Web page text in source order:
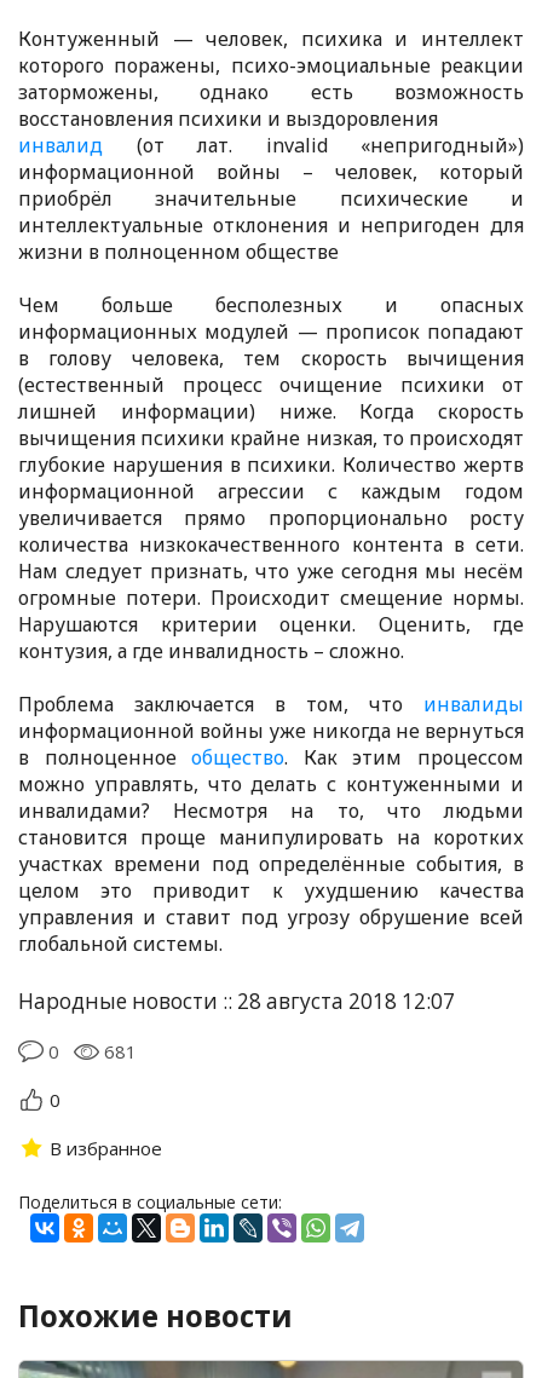
Контуженный — человек, психика и интеллект
которого поражены, психо-эмоциальные реакции
заторможены, однако есть возможность
восстановления психики и выздоровления
инвалид (от лат. invalid «непригодный»)
информационной войны – человек, который
приобрёл значительные психические и
интеллектуальные отклонения и непригоден для
жизни в полноценном обществе
Чем больше бесполезных и опасных
информационных модулей — прописок попадают
в голову человека, тем скорость вычищения
(естественный процесс очищение психики от
лишней информации) ниже. Когда скорость
вычищения психики крайне низкая, то происходят
глубокие нарушения в психики. Количество жертв
информационной агрессии с каждым годом
увеличивается прямо пропорционально росту
количества низкокачественного контента в сети.
Нам следует признать, что уже сегодня мы несём
огромные потери. Происходит смещение нормы.
Нарушаются критерии оценки. Оценить, где
контузия, а где инвалидность – сложно.
Проблема заключается в том, что инвалиды
информационной войны уже никогда не вернуться
в полноценноеобщество. Как этим процессом
можно управлять, что делать с контуженными и
инвалидами? Несмотря на то, что людьми
становится проще манипулировать на коротких
участках времени под определённые события, в
целом это приводит к ухудшению качества
управления и ставит под угрозу обрушение всей
глобальной системы.
Народные новости :: 28 августа 2018 12:07
0
681
0
В избранное
Поделиться в социальные сети:
Похожие новости